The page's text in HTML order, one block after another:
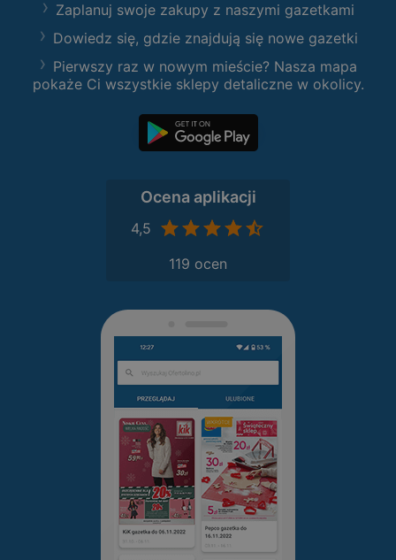
Zaplanuj swoje zakupy z naszymi gazetkami
Dowiedz się, gdzie znajdują się nowe gazetki
Pierwszy raz w nowym mieście? Nasza mapa
pokaże Ci wszystkie sklepy detaliczne w okolicy.
Ocena aplikacji
4,5
119 ocen